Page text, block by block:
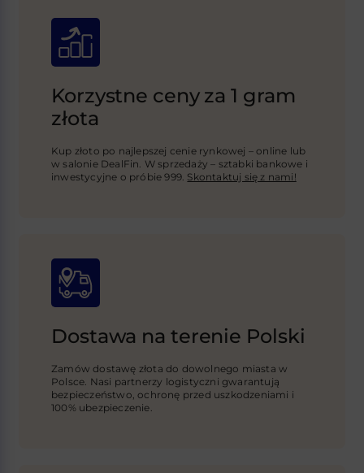
Dostawa na terenie Polski
Zamów dostawę złota do dowolnego miasta w
Polsce. Nasi partnerzy logistyczni gwarantują
bezpieczeństwo, ochronę przed uszkodzeniami i
100% ubezpieczenie.
Korzystne ceny za 1 gram
złota
Kup złoto po najlepszej cenie rynkowej – online lub
w salonie DealFin. W sprzedaży – sztabki bankowe i
inwestycyjne o próbie 999. Skontaktuj się z nami!